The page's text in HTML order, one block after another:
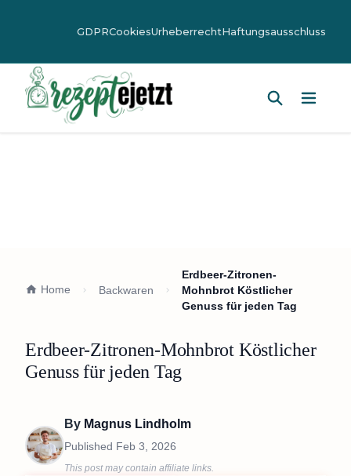
GDPRCookiesUrheberrechtHaftungsausschluss
Home Backwaren
Erdbeer-Zitronen-
Mohnbrot Köstlicher
Genuss für jeden Tag
Erdbeer-Zitronen-Mohnbrot Köstlicher
Genuss für jeden Tag
By Magnus Lindholm
Published Feb 3, 2026
This post may contain affiliate links.